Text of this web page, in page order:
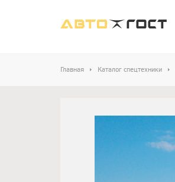
Главная Каталог спецтехники